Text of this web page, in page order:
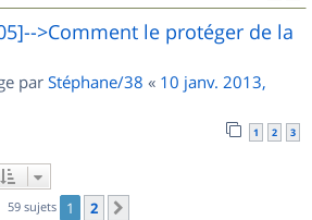
>Comment le protéger de la
par Stéphane/38 « 10 janv. 2013,
1 2 3
59 sujets 1 2